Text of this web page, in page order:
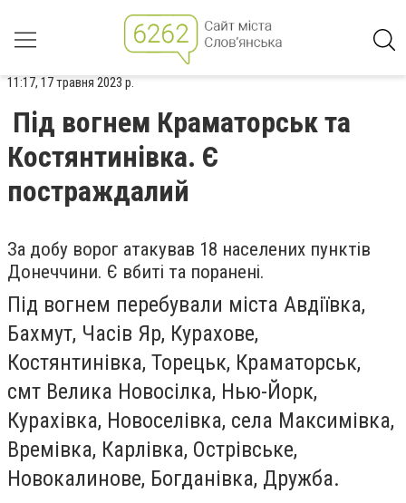
11:17, 17 травня 2023 р.
Під вогнем Краматорськ та
Костянтинівка. Є
постраждалий
За добу ворог атакував 18 населених пунктів
Донеччини. Є вбиті та поранені.
Під вогнем перебували міста Авдіївка,
Бахмут, Часів Яр, Курахове,
Костянтинівка, Торецьк, Краматорськ,
смт Велика Новосілка, Нью-Йорк,
Курахівка, Новоселівка, села Максимівка,
Времівка, Карлівка, Острівське,
Новокалинове, Богданівка, Дружба.